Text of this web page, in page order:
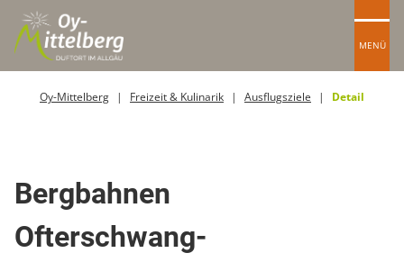
MENÜ
Oy-Mittelberg Freizeit & Kulinarik Ausflugsziele Detail
Bergbahnen
Ofterschwang-